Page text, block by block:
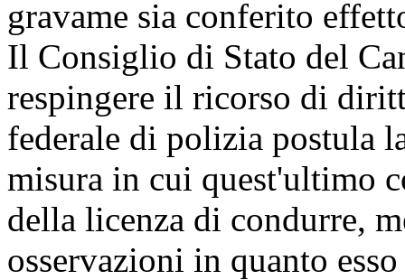
gravame sia conferito
Il Consiglio di Stato del
respingere il ricorso di
federale di polizia postula
misura in cui quest'ultimo
della licenza di condurre,
osservazioni in quanto